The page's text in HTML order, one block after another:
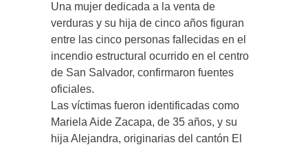
Una mujer dedicada a la venta de
verduras y su hija de cinco años figuran
entre las cinco personas fallecidas en el
incendio estructural ocurrido en el centro
de San Salvador, confirmaron fuentes
oficiales.
Las víctimas fueron identificadas como
Mariela Aide Zacapa, de 35 años, y su
hija Alejandra, originarias del cantón El